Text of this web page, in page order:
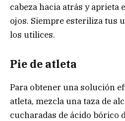
cabeza hacia atrás y aprieta
ojos. Siempre esteriliza tus
los utilices.
Pie de atleta
Para obtener una solución
atleta, mezcla una taza de
cucharadas de ácido bórico